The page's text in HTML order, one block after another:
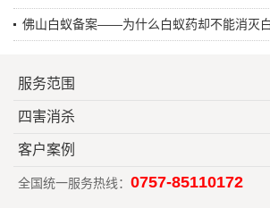
佛山白蚁备案——为什么白蚁药却不能消灭
服务范围
四害消杀
客户案例
全国统一服务热线： 0757-85110172